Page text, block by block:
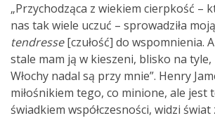
„Przychodząca z wiekiem cierpkość –
nas tak wiele uczuć – sprowadziła
tendresse[czułość] do wspomnienia.
stale mam ją w kieszeni, blisko na tyle,
Włochy nadal są przy mnie”. Henry
miłośnikiem tego, co minione, ale jest
świadkiem współczesności, widzi